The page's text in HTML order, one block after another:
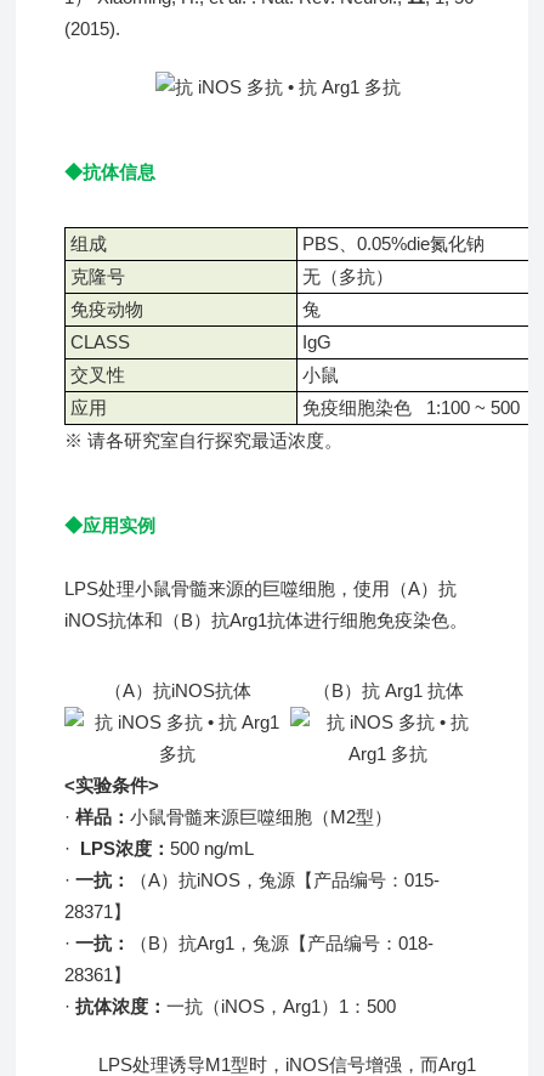
(2015).
◆抗体信息
组成 PBS、0.05%die氮化钠
克隆号
无（多抗）
免疫动物
兔
CLASS
IgG
交叉性
小鼠
应用
免疫细胞染色 1:100 ~ 500
※ 请各研究室自行探究最适浓度。
◆应用实例
LPS处理小鼠骨髓来源的巨噬细胞，使用（A）抗
iNOS抗体和（B）抗Arg1抗体进行细胞免疫染色。
（A）抗iNOS抗体 （B）抗 Arg1 抗体
<实验条件>
·样品：小鼠骨髓来源巨噬细胞（M2型）
· LPS浓度：500 ng/mL
·一抗： （A）抗iNOS，兔源【产品编号：015-
28371】
·一抗： （B）抗Arg1，兔源【产品编号：018-
28361】
·抗体浓度：一抗（iNOS，Arg1）1：500
LPS处理诱导M1型时，iNOS信号增强，而Arg1